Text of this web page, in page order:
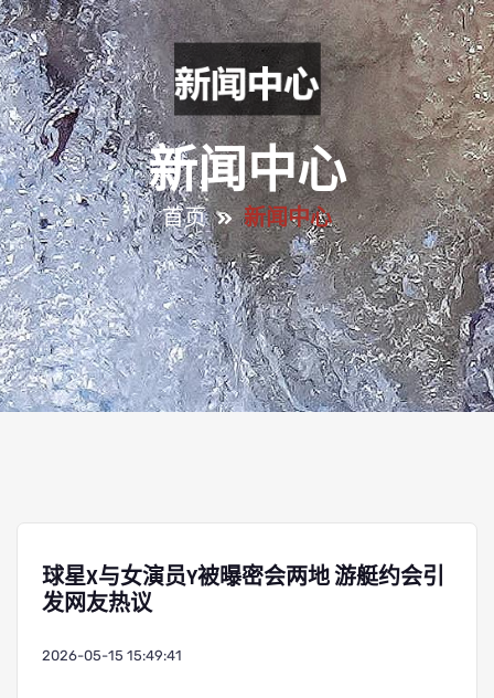
新闻中心
首页 新闻中心
球星X与女演员Y被曝密会两地 游艇约会引
发网友热议
2026-05-15 15:49:41